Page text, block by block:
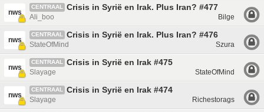
nws
CENTRAAL Crisis in Syrië en Irak. Plus Iran? #477
Ali_boo Bilge
nws
CENTRAAL Crisis in Syrië en Irak. Plus Iran? #476
StateOfMind Szura
nws
CENTRAAL Crisis in Syrië en Irak #475
Slayage StateOfMind
nws
CENTRAAL Crisis in Syrië en Irak #474
Slayage Richestorags